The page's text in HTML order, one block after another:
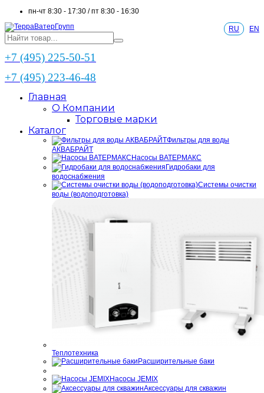
пн-чт 8:30 - 17:30 / пт 8:30 - 16:30
RU EN
+7 (495) 225-50-51
+7 (495) 223-46-48
Главная
О Компании
Торговые марки
Каталог
Фильтры для воды
АКВАБРАЙТ
Насосы ВАТЕРМАКС
Гидробаки для
водоснабжения
Системы очистки
воды (водоподготовка)
Теплотехника
Расширительные баки
Насосы JEMIX
Аксессуары для скважин